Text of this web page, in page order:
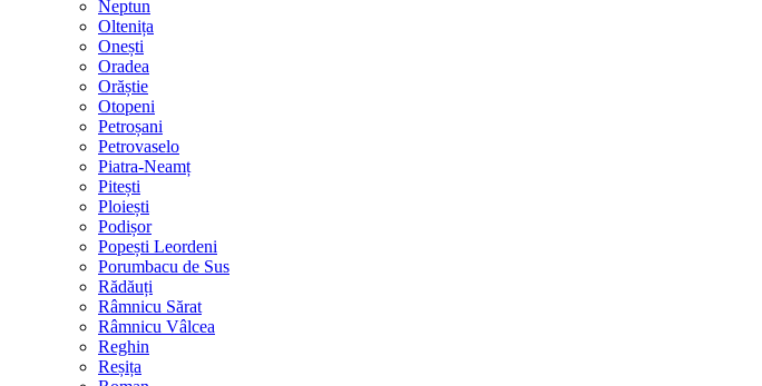
Neptun
Oltenița
Onești
Oradea
Orăștie
Otopeni
Petroșani
Petrovaselo
Piatra-Neamț
Pitești
Ploiești
Podișor
Popești Leordeni
Porumbacu de Sus
Rădăuți
Râmnicu Sărat
Râmnicu Vâlcea
Reghin
Reșița